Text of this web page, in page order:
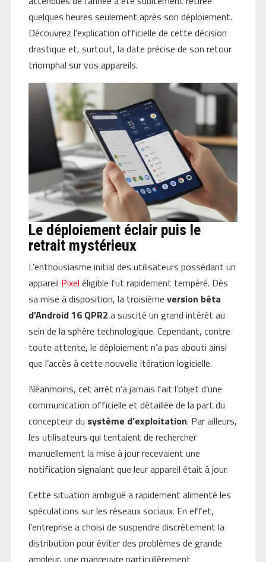
quelques heures seulement après son déploiement.
Découvrez l’explication officielle de cette décision
drastique et, surtout, la date précise de son retour
triomphal sur vos appareils.
Le déploiement éclair puis le
retrait mystérieux
L’enthousiasme initial des utilisateurs possédant un
appareil Pixel éligible fut rapidement tempéré. Dès
sa mise à disposition, la troisième version bêta
d’Android 16 QPR2 a suscité un grand intérêt au
sein de la sphère technologique. Cependant, contre
toute attente, le déploiement n’a pas abouti ainsi
que l’accès à cette nouvelle itération logicielle.
Néanmoins, cet arrêt n’a jamais fait l’objet d’une
communication officielle et détaillée de la part du
concepteur du système d’exploitation. Par ailleurs,
les utilisateurs qui tentaient de rechercher
manuellement la mise à jour recevaient une
notification signalant que leur appareil était à jour.
Cette situation ambiguë a rapidement alimenté les
spéculations sur les réseaux sociaux. En effet,
l’entreprise a choisi de suspendre discrètement la
distribution pour éviter des problèmes de grande